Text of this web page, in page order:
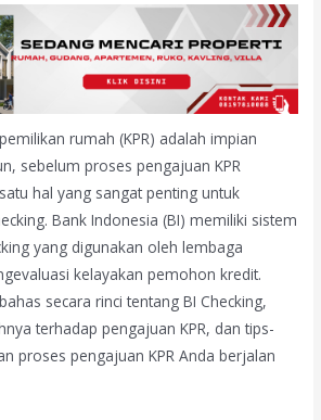
rumah (KPR) adalah impian
sebelum proses pengajuan KPR
hal yang sangat penting untuk
Bank Indonesia (BI) memiliki sistem
yang digunakan oleh lembaga
kelayakan pemohon kredit.
secara rinci tentang BI Checking,
terhadap pengajuan KPR, dan tips-
proses pengajuan KPR Anda berjalan